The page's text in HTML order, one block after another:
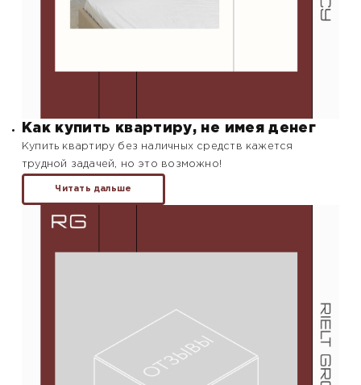
Как купить квартиру, не имея денег
Купить квартиру без наличных средств кажется
трудной задачей, но это возможно!
Читать дальше